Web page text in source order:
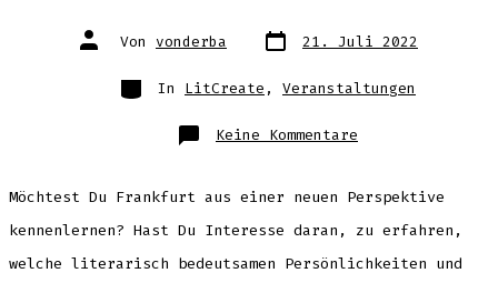
Autor
des Von vonderba Datum
des
21. Juli 2022
Kategorien
In LitCreate , Veranstaltungen
Keine Kommentare
Lust
literarische
Schnitzeljagd?
ist
unser
Actionbound
genau
Möchtest Du Frankfurt aus einer neuen Perspektive
kennenlernen? Hast Du Interesse daran, zu erfahren,
welche literarisch bedeutsamen Persönlichkeiten und